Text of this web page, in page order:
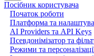
Посібник користувача
Початок роботи
Платформа та
AI Providers та API Keys
Псевдонімізатор та
Режими та